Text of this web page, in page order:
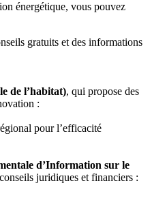
énergétique, vous pouvez
gratuits et des informations
de l’habitat), qui propose des
:
pour l’efficacité
d’Information sur le
juridiques et financiers :